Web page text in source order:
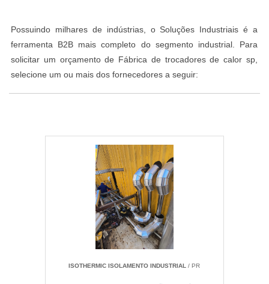
Possuindo milhares de indústrias, o Soluções Industriais é a
ferramenta B2B mais completo do segmento industrial. Para
solicitar um orçamento de Fábrica de trocadores de calor sp,
selecione um ou mais dos fornecedores a seguir:
ISOTHERMIC ISOLAMENTO INDUSTRIAL / PR